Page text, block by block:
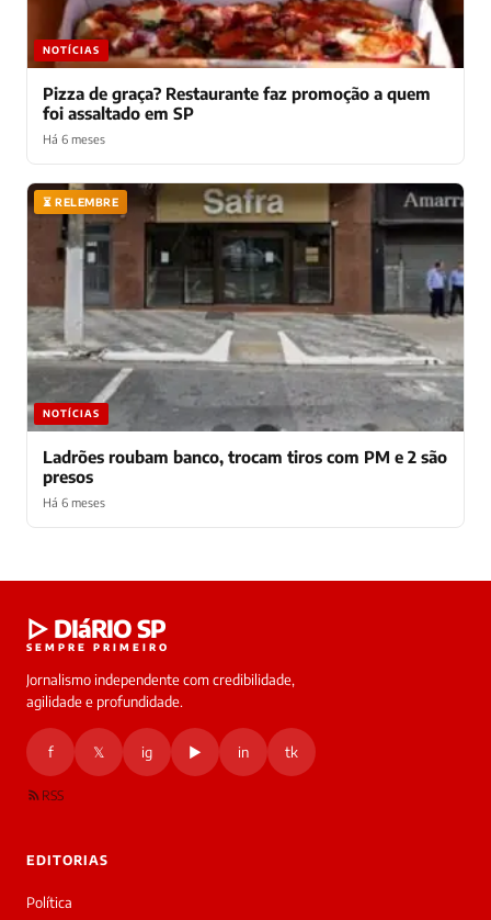
NOTÍCIAS
Pizza de graça? Restaurante faz promoção a quem
foi assaltado em SP
Há 6 meses
⏳ RELEMBRE
NOTÍCIAS
Ladrões roubam banco, trocam tiros com PM e 2 são
presos
Há 6 meses
online
Oi!
▷ DIáRIO SP
SEMPRE PRIMEIRO
Jornalismo independente com credibilidade,
agilidade e profundidade.
f 𝕏 ig ▶ in tk
RSS
EDITORIAS
Política